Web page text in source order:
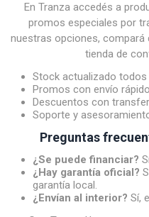
En Tranza accedés a
promos especiales por
nuestras opciones, compará
tienda de
Stock actualizado todos
Promos con envío
Descuentos con
Soporte y
Preguntas
¿Se puede financiar?
¿Hay garantía oficial?
garantía local.
¿Envían al interior? Sí,